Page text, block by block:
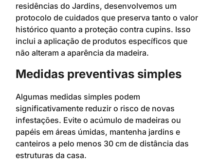
residências do Jardins, desenvolvemos um
protocolo de cuidados que preserva tanto o valor
histórico quanto a proteção contra cupins. Isso
inclui a aplicação de produtos específicos que
não alteram a aparência da madeira.
Medidas preventivas simples
Algumas medidas simples podem
significativamente reduzir o risco de novas
infestações. Evite o acúmulo de madeiras ou
papéis em áreas úmidas, mantenha jardins e
canteiros a pelo menos 30 cm de distância das
estruturas da casa.